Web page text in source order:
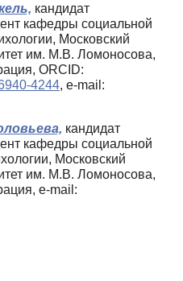
кандидат
кафедры социальной
Московский
им. М.В. Ломоносова,
ORCID:
4244, e-mail:
кандидат
кафедры социальной
Московский
им. М.В. Ломоносова,
e-mail: